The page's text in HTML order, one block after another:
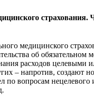
медицинского
об
расходов
– напротив, создают
вопросам